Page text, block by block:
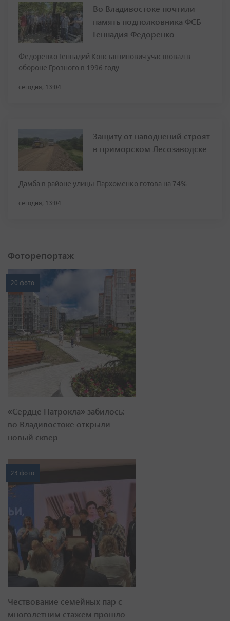
Во Владивостоке почтили
память подполковника ФСБ
Геннадия Федоренко
Федоренко Геннадий Константинович участвовал в
обороне Грозного в 1996 году
сегодня, 13:04
Защиту от наводнений строят
в приморском Лесозаводске
Дамба в районе улицы Пархоменко готова на 74%
сегодня, 13:04
Фоторепортаж
20 фото
«Сердце Патрокла» забилось:
во Владивостоке открыли
новый сквер
23 фото
Чествование семейных пар с
многолетним стажем прошло